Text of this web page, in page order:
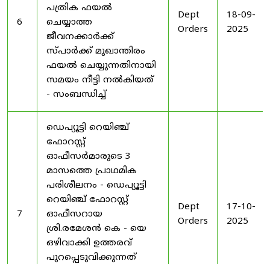
6
പത്രിക ഫയൽ
ചെയ്യാത്ത
ജീവനക്കാർക്ക്
സ്പാർക്ക് മുഖാന്തിരം
ഫയൽ ചെയ്യുന്നതിനായി
സമയം നീട്ടി നൽകിയത്
- സംബന്ധിച്ച്
Dept
Orders
18-09-
2025
7
ഡെപ്യൂട്ടി റെയിഞ്ച്
ഫോറസ്റ്റ്
ഓഫീസർമാരുടെ 3
മാസത്തെ പ്രാഥമിക
പരിശീലനം - ഡെപ്യൂട്ടി
റെയിഞ്ച് ഫോറസ്റ്റ്
ഓഫീസറായ
ശ്രി.രമേശൻ കെ - യെ
ഒഴിവാക്കി ഉത്തരവ്
പുറപ്പെടുവിക്കുന്നത്
Dept
Orders
17-10-
2025